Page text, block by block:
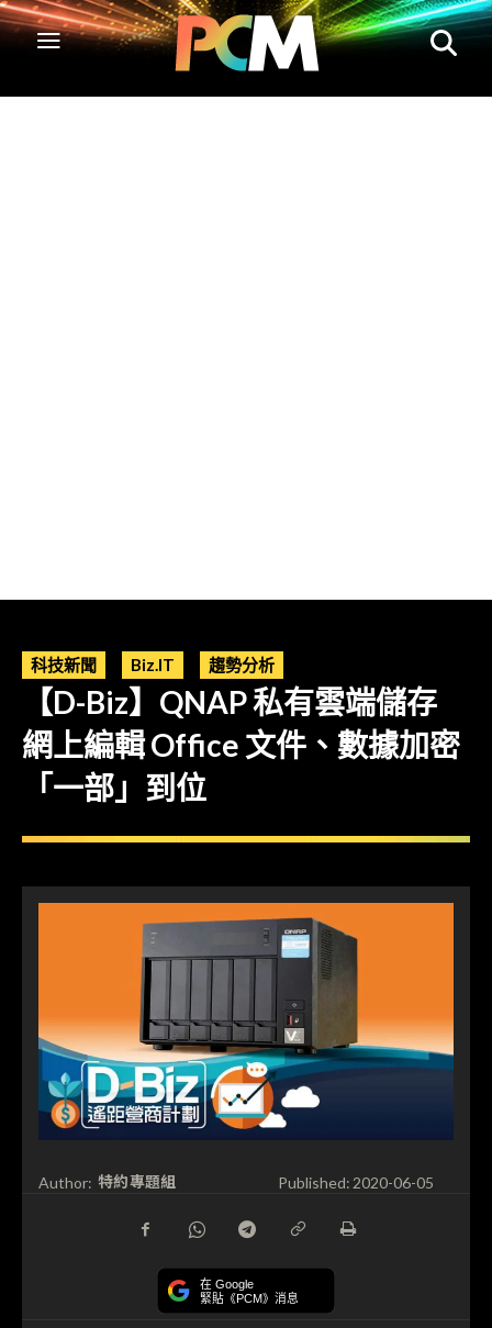
科技新聞 Biz.IT 趨勢分析
【D-Biz】QNAP 私有雲端儲存
網上編輯 Office 文件、數據加密
「一部」到位
Author: 特約專題組 Published: 2020-06-05
在 Google
緊貼《PCM》消息